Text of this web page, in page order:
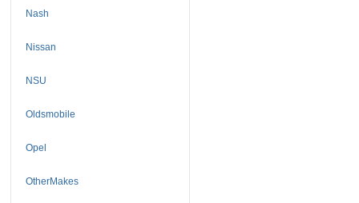
Nash
Nissan
NSU
Oldsmobile
Opel
OtherMakes